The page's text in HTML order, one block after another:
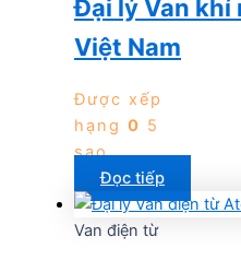
Đại lý Van khí
Việt Nam
Được xếp
hạng 0 5
sao
Đọc tiếp
Van điện từ